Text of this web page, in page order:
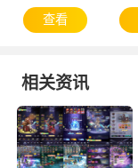
查看
相关资讯